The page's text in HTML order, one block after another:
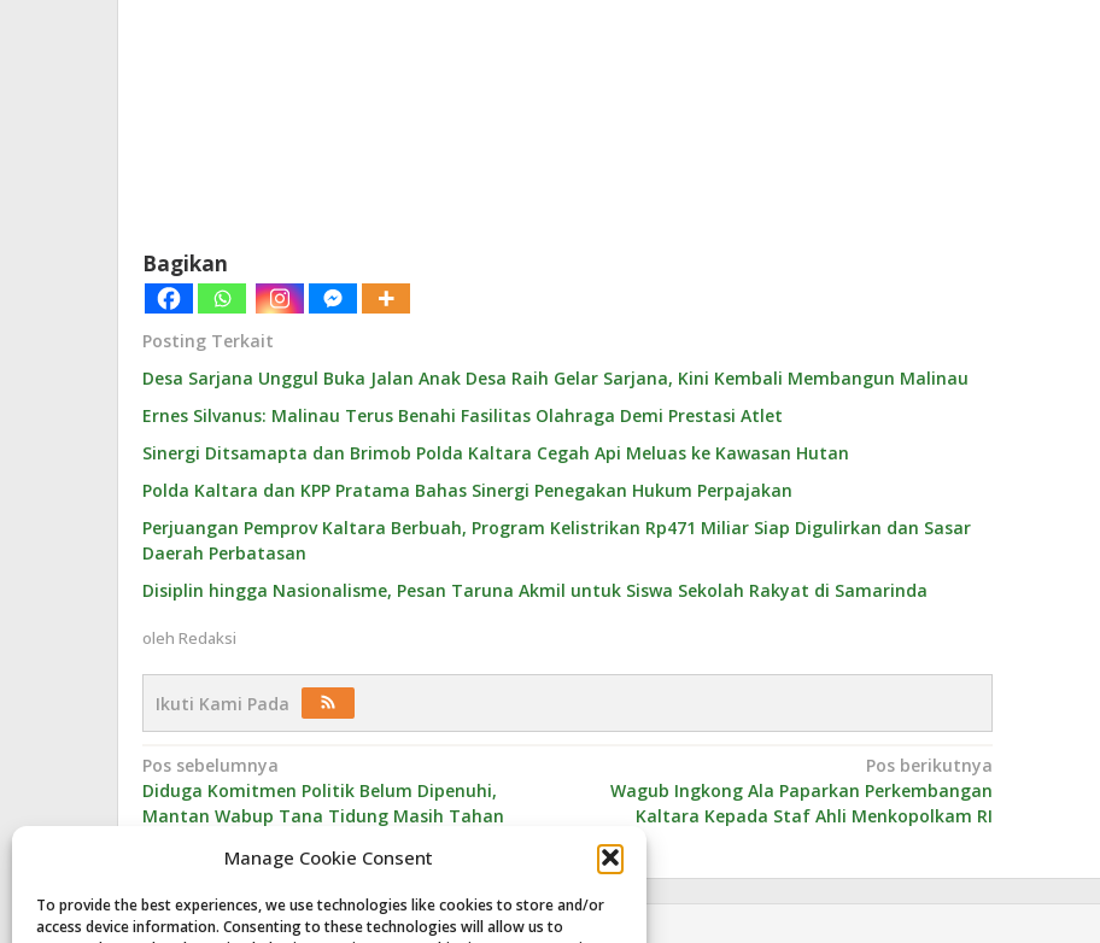
Manage Cookie Consent
To provide the best experiences, we use technologies like cookies to store and/or
access device information. Consenting to these technologies will allow us to
Bagikan
Posting Terkait
Desa Sarjana Unggul Buka Jalan Anak Desa Raih Gelar Sarjana, Kini Kembali Membangun Malinau
Ernes Silvanus: Malinau Terus Benahi Fasilitas Olahraga Demi Prestasi Atlet
Sinergi Ditsamapta dan Brimob Polda Kaltara Cegah Api Meluas ke Kawasan Hutan
Polda Kaltara dan KPP Pratama Bahas Sinergi Penegakan Hukum Perpajakan
Perjuangan Pemprov Kaltara Berbuah, Program Kelistrikan Rp471 Miliar Siap Digulirkan dan Sasar
Daerah Perbatasan
Disiplin hingga Nasionalisme, Pesan Taruna Akmil untuk Siswa Sekolah Rakyat di Samarinda
oleh Redaksi
Ikuti Kami Pada
Navigasi
pos
Pos sebelumnya
Diduga Komitmen Politik Belum Dipenuhi,
Mantan Wabup Tana Tidung Masih Tahan
Pos berikutnya
Wagub Ingkong Ala Paparkan Perkembangan
Kaltara Kepada Staf Ahli Menkopolkam RI